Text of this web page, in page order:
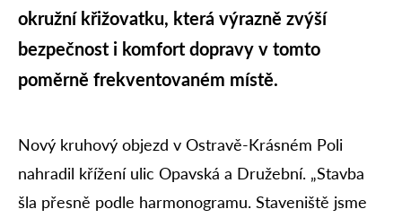
okružní křižovatku, která výrazně zvýší
bezpečnost i komfort dopravy v tomto
poměrně frekventovaném místě.
Nový kruhový objezd v Ostravě‑Krásném Poli
nahradil křížení ulic Opavská a Družební. „Stavba
šla přesně podle harmonogramu. Staveniště jsme